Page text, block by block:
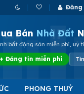
Đăng
Bán Nhà Đất
bất động sản miễn phí, uy
+ Đăng tin miễn phí
PHONG THUỶ